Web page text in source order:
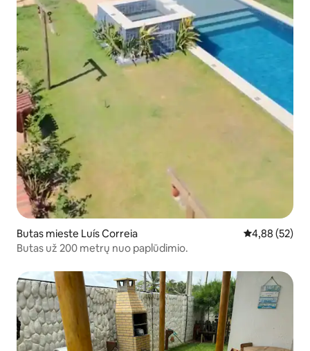
Butas mieste Luís Correia Vidutinis
4,88 (52)
Butas už 200 metrų nuo paplūdimio.